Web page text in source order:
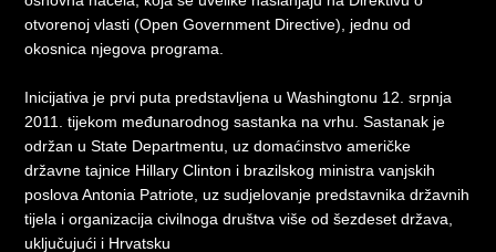
otvorenoj vlasti (Open Government Directive), jednu od
okosnica njegova programa.
Inicijativa je prvi puta predstavljena u Washingtonu 12. srpnja
2011. tijekom međunarodnog sastanka na vrhu. Sastanak je
održan u State Departmentu, uz domaćinstvo američke
državne tajnice Hillary Clinton i brazilskog ministra vanjskih
poslova Antonia Patriote, uz sudjelovanje predstavnika državnih
tijela i organizacija civilnoga društva više od šezdeset država,
uključujući i Hrvatsku